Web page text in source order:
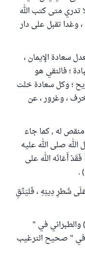
تدري متى كتب الله
وغدا تقبل على دار
سعادة الإيمان ،
؛ فالتقي هو
؛ وكل سعادة خلت
، وغرور ، عن
منقص له , كما جاء
صلى الله عليه
أَعَانَه الله على
.
شَطرِ دِينِهِ ، فَليَتَّقِ
رواه الحاكم في "المستدرك" ( 2 / 175 ) والطبراني في "
في " صحيح الترغيب